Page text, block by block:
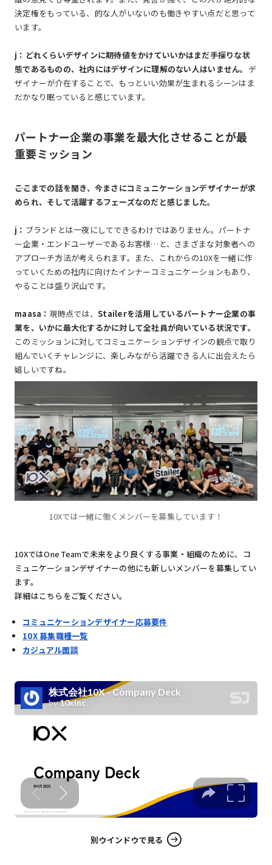
決定権をもっている、的な人がいないのも働きやすい点だと思って
います。
j：どれくらいデザインに期待値をかけていいかはまだ手探りな状
態であるものの、社内にはデザインに理解のない人はいません。 デ
ザイナーが介在することで、もっといい効果が生まれるシーンはま
だかなり眠っていると感じています。
パートナー企業の事業を最大化させることが最
重要ミッション
――ここまでの話を聞き、今まさにコミュニケーションデザイナーが求
められ、そして活躍するフェーズなのだと感じました。
j： ブランドとは一夜にしてできるわけではありません。パートナ
ー企業・エンドユーザーであるお客様…と、さまざまな対象者への
アプローチ方法が考えられます。また、これからの10Xを一緒に作
っていくための社内に向けたインナーコミュニケーションもあり、
やることは盛り沢山です。
maasa： 現時点では、Stailerを活用しているパートナー企業の事
業を、いかに最大化するかに対して全社員が向いている状況です。
このミッションに対してコミュニケーションデザインの観点で取り
組んでいくチャレンジに、楽しみながら活躍できる人に出会えたら
嬉しいですね。
10Xでは一緒に働くメンバーを募集しています！
10XではOne Teamで未来をより良くする事業・組織のために、コ
ミュニケーションデザイナーの他にも新しいメンバーを募集してい
ます。
詳細はこちらをご覧ください。
コミュニケーションデザイナー応募要件
10X 募集職種一覧
カジュアル面談
別ウインドウで見る